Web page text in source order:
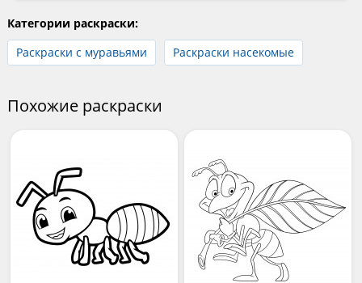
Категории раскраски:
Раскраски с муравьями
Раскраски насекомые
Похожие раскраски